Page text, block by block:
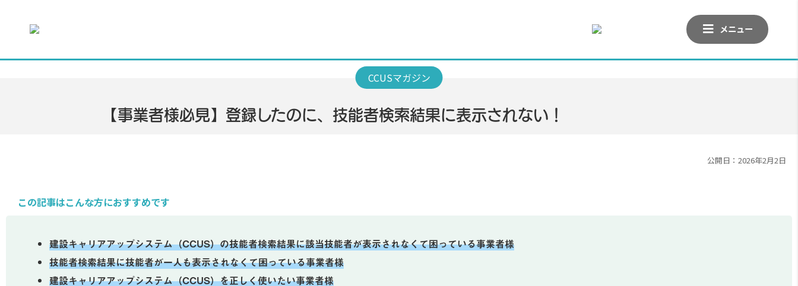
メニュー
【事業者様必見】登録したのに、技能者検索結果に表示されない！
公開日：2026年2月2日
この記事はこんな方におすすめです
建設キャリアアップシステム（CCUS）の技能者検索結果に該当技能者が表示されなくて困っている事業者様
技能者検索結果に技能者が一人も表示されなくて困っている事業者様
建設キャリアアップシステム（CCUS）を正しく使いたい事業者様